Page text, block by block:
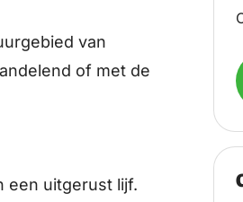
van
of met de
een uitgerust lijf.